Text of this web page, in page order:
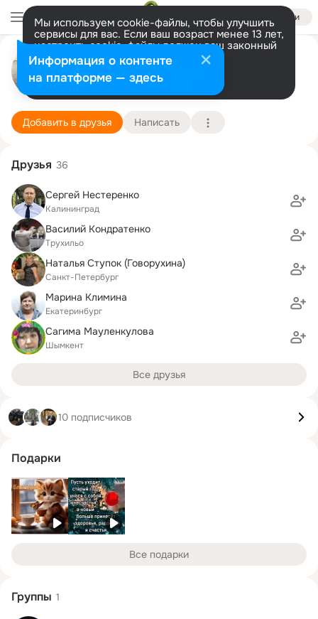
Войти
Мы используем cookie-файлы, чтобы улучшить
сервисы для вас. Если ваш возраст менее 13 лет,
настроить cookie-файлы должен ваш законный
представитель. Больше информации
Разрешить все Настроить
Андрей Понамарев
Калининград
41 школа им. А. МакаренкоПодробнее
Добавить в друзья Написать
Друзья 36
Сергей Нестеренко
Калининград
Василий Кондратенко
Трухильо
Наталья Ступок (Говорухина)
Санкт-Петербург
Марина Климина
Екатеринбург
Сагима Мауленкулова
Шымкент
Все друзья
10 подписчиков
Подарки
Все подарки
Группы 1
Информация о контенте
на платформе — здесь